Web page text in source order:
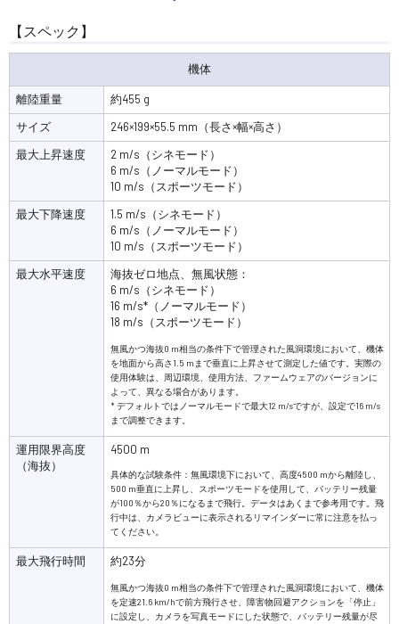
【スペック】
機体
離陸重量
約455 g
サイズ
246×199×55.5 mm（長さ×幅×高さ）
最大上昇速度
2 m/s（シネモード）
6 m/s（ノーマルモード）
10 m/s（スポーツモード）
最大下降速度
1.5 m/s（シネモード）
6 m/s（ノーマルモード）
10 m/s（スポーツモード）
最大水平速度
海抜ゼロ地点、無風状態：
6 m/s（シネモード）
16 m/s*（ノーマルモード）
18 m/s（スポーツモード）
無風かつ海抜0 m相当の条件下で管理された風洞環境において、機体
を地面から高さ1.5 mまで垂直に上昇させて測定した値です。実際の
使用体験は、周辺環境、使用方法、ファームウェアのバージョンに
よって、異なる場合があります。
* デフォルトではノーマルモードで最大12 m/sですが、設定で16 m/s
まで調整できます。
運用限界高度
（海抜）
4500 m
具体的な試験条件：無風環境下において、高度4500 mから離陸し、
500 m垂直に上昇し、スポーツモードを使用して、バッテリー残量
が100％から20％になるまで飛行。データはあくまで参考用です。飛
行中は、カメラビューに表示されるリマインダーに常に注意を払っ
てください。
最大飛行時間 約23分
無風かつ海抜0 m相当の条件下で管理された風洞環境において、機体
を定速21.6 km/hで前方飛行させ、障害物回避アクションを「停止」
に設定し、カメラを写真モードにした状態で、バッテリー残量が尽